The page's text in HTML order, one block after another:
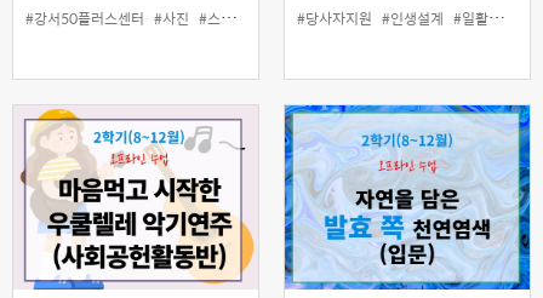
#강서50플러스센터 #사진 #스마트폰 #인생설계 #일활동지원 #카메라
#당사자지원 #인생설계 #일활동지원